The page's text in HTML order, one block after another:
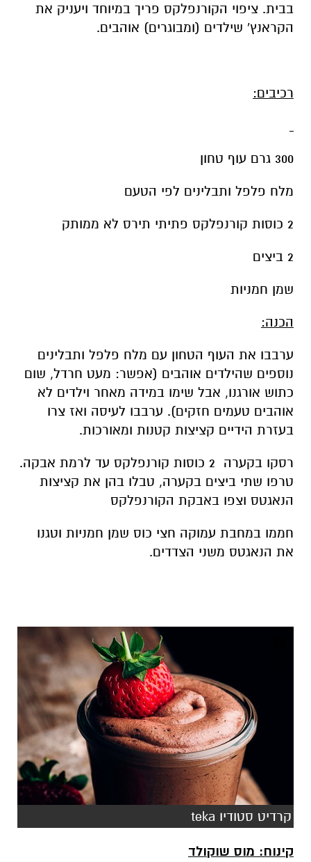
בבית. ציפוי הקורנפלקס פריך במיוחד ויעניק את
הקראנץ' שילדים (ומבוגרים) אוהבים.
רכיבים:
300 גרם עוף טחון
מלח פלפל ותבלינים לפי הטעם
2 כוסות קורנפלקס פתיתי תירס לא ממותק
2 ביצים
שמן חמניות
הכנה:
ערבבו את העוף הטחון עם מלח פלפל ותבלינים
נוספים שהילדים אוהבים (אפשר: מעט חרדל, שום
כתוש אורגנו, אבל שימו במידה מאחר וילדים לא
אוהבים טעמים חזקים). ערבבו לעיסה ואז צרו
בעזרת הידיים קציצות קטנות ומאורכות.
רסקו בקערה 2 כוסות קורנפלקס עד לרמת אבקה.
טרפו שתי ביצים בקערה, טבלו בהן את קציצות
הנאגטס וצפו באבקת הקורנפלקס
חממו במחבת עמוקה חצי כוס שמן חמניות וטגנו
את הנאגטס משני הצדדים.
קרדיט סטודיו teka
קינוח: מוס שוקולד